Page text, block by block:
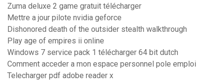
Zuma deluxe 2 game gratuit télécharger
Mettre a jour pilote nvidia geforce
Dishonored death of the outsider stealth walkthrough
Play age of empires ii online
Windows 7 service pack 1 télécharger 64 bit dutch
Comment acceder a mon espace personnel pole emploi
Telecharger pdf adobe reader x